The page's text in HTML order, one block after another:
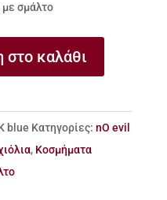
με σμάλτο
καλάθι
blue Κατηγορίες: nO evil
, Κοσμήματα